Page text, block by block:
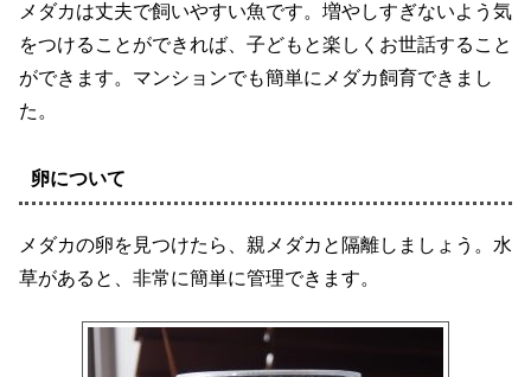
メダカは丈夫で飼いやすい魚です。増やしすぎないよう気
をつけることができれば、子どもと楽しくお世話すること
ができます。マンションでも簡単にメダカ飼育できまし
た。
卵について
メダカの卵を見つけたら、親メダカと隔離しましょう。水
草があると、非常に簡単に管理できます。